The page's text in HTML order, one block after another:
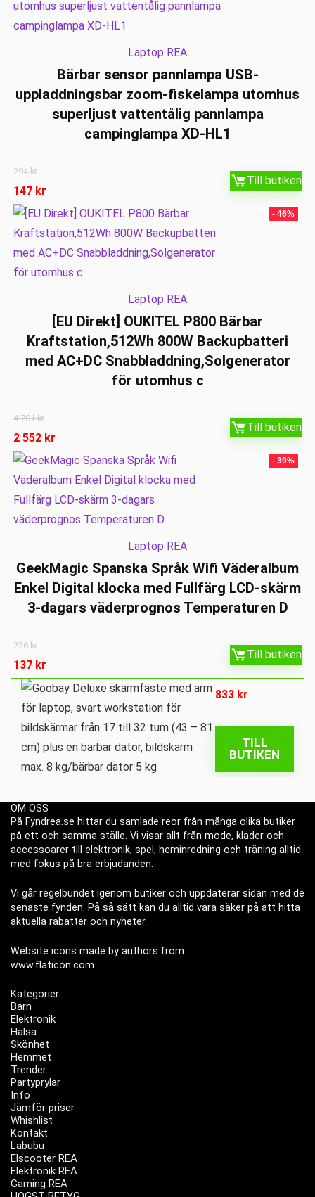
Laptop REA
Bärbar sensor pannlampa USB-
uppladdningsbar zoom-fiskelampa utomhus
superljust vattentålig pannlampa
campinglampa XD-HL1
294kr
147 kr
Till butiken
- 46%
Laptop REA
[EU Direkt] OUKITEL P800 Bärbar
Kraftstation,512Wh 800W Backupbatteri
med AC+DC Snabbladdning,Solgenerator
för utomhus c
4 701kr
2 552 kr
Till butiken
- 39%
Laptop REA
GeekMagic Spanska Språk Wifi Väderalbum
Enkel Digital klocka med Fullfärg LCD-skärm
3-dagars väderprognos Temperaturen D
226kr
137 kr
Till butiken
833 kr
TILL
BUTIKEN
OM OSS
På Fyndrea.se hittar du samlade reor från många olika butiker
på ett och samma ställe. Vi visar allt från mode, kläder och
accessoarer till elektronik, spel, heminredning och träning alltid
med fokus på bra erbjudanden.
Vi går regelbundet igenom butiker och uppdaterar sidan med de
senaste fynden. På så sätt kan du alltid vara säker på att hitta
aktuella rabatter och nyheter.
Website icons made by authors from
www.flaticon.com
Kategorier
Barn
Elektronik
Hälsa
Skönhet
Hemmet
Trender
Partyprylar
Info
Jämför priser
Whishlist
Kontakt
Labubu
Elscooter REA
Elektronik REA
Gaming REA